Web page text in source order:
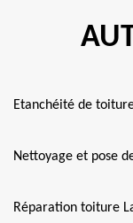
Etanchéité de
Nettoyage et pose
Réparation toiture